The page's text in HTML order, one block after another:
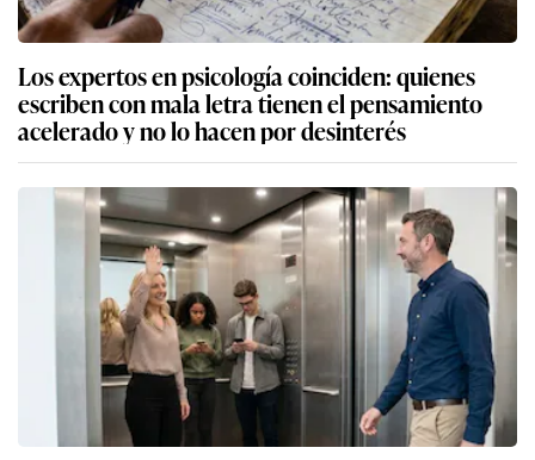
Los expertos en psicología coinciden: quienes
escriben con mala letra tienen el pensamiento
acelerado y no lo hacen por desinterés